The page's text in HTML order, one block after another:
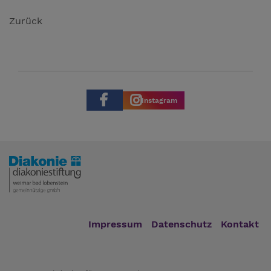
Zurück
Instagram
Impressum Datenschutz Kontakt